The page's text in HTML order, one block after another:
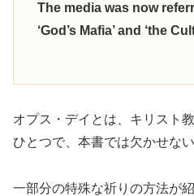
The media was now
‘God’s Mafia’ and ‘the
オプス・デイとは、キリスト
ひとつで、本書では欠かせない
一部分の特殊な祈りの方法が